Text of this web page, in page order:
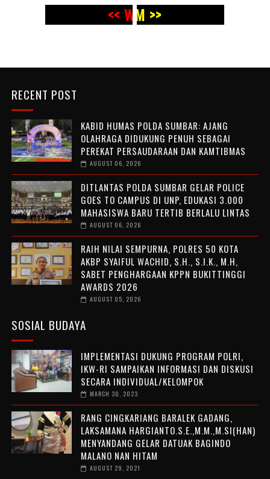
WWW.PANJI POST.COM >>
<< WWW.PANJI POST.COM >>
RECENT POST
KABID HUMAS POLDA SUMBAR: AJANG
OLAHRAGA DIDUKUNG PENUH SEBAGAI
PEREKAT PERSAUDARAAN DAN KAMTIBMAS
AUGUST 06, 2026
DITLANTAS POLDA SUMBAR GELAR POLICE
GOES TO CAMPUS DI UNP, EDUKASI 3.000
MAHASISWA BARU TERTIB BERLALU LINTAS
AUGUST 06, 2026
RAIH NILAI SEMPURNA, POLRES 50 KOTA
AKBP SYAIFUL WACHID, S.H., S.I.K., M.H,
SABET PENGHARGAAN KPPN BUKITTINGGI
AWARDS 2026
AUGUST 05, 2026
SOSIAL BUDAYA
IMPLEMENTASI DUKUNG PROGRAM POLRI,
IKW-RI SAMPAIKAN INFORMASI DAN DISKUSI
SECARA INDIVIDUAL/KELOMPOK
MARCH 30, 2023
RANG CINGKARIANG BARALEK GADANG,
LAKSAMANA HARGIANTO.S.E.,M.M.,M.SI(HAN)
MENYANDANG GELAR DATUAK BAGINDO
MALANO NAN HITAM
AUGUST 29, 2021